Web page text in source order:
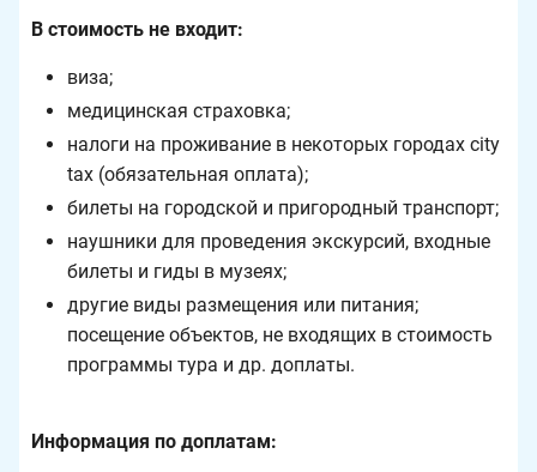
В стоимость не входит:
виза;
медицинская страховка;
налоги на проживание в некоторых городах city
tax (обязательная оплата);
билеты на городской и пригородный транспорт;
наушники для проведения экскурсий, входные
билеты и гиды в музеях;
другие виды размещения или питания;
посещение объектов, не входящих в стоимость
программы тура и др. доплаты.
Информация по доплатам: